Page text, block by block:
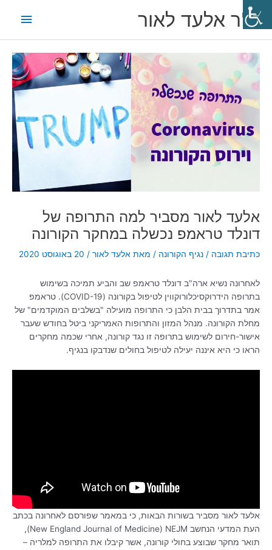
לתוכןד"ר אלעד לאור
ראשי
אלעד לאור מסביר למה התרופה של
דונלד טראמפ נכשלה במחקר הקורונה
כתיבת תגובה / נגיף הקורונה / מאת אלעד לאור / 20 באוגוסט 2020
לאחרונה נשיא ארה"ב דונלד טראמפ שב והביע תמיכה בשימוש
בתרופה הידרוקסיכלורוקווין לטיפול בקורונה (COVID-19). טראמפ
אמר בתדרוך בבית הלבן כי התרופה מועילה "בשלבים המוקדמים" של
מחלת הקורונה. מנהל המזון והתרופות האמריקני ביטל בחודש שעבר
אישור-חירום לשימוש בתרופה זו נגד קורונה, אחרי שכמה מחקרים
הראו כי היא איננה יעילה לטיפול בחולים שנדבקו בנגיף.
אלעד לאור מסביר בשורות הבאות, כי במאמר שפורסם לאחרונה בכתב
העת המדעי הנחשב
New England Journal of Medicine) NEJM),
תואר מחקר שבוצע בחולי קורונה, אשר קיבלו את התרופה למלריה –
navigation